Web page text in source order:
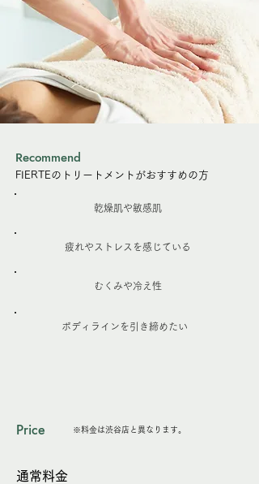
Recommend
FIERTEのトリートメントがおすすめの方
乾燥肌や敏感肌
疲れやストレスを感じている
むくみや冷え性
ボディラインを引き締めたい
Price ※料金は渋谷店と異なります。
通常料金